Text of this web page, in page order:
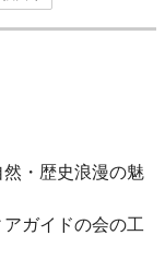
・歴史浪漫の魅
ガイドの会の工